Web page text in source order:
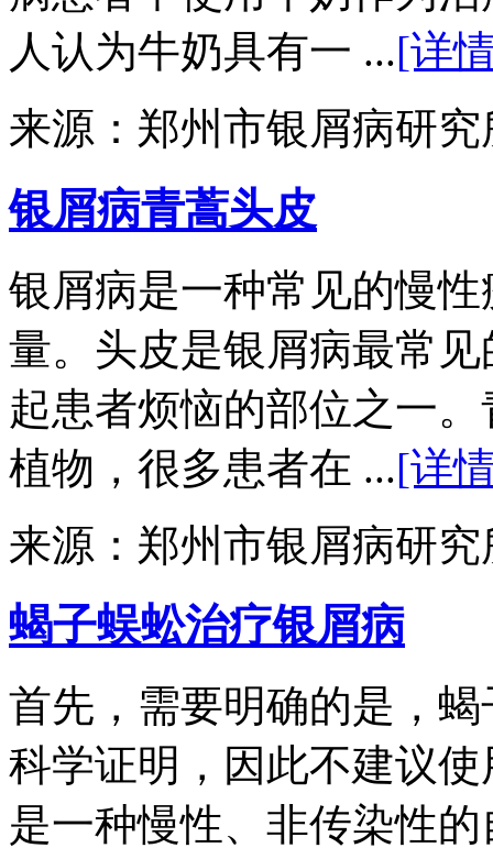
人认为牛奶具有一 ...[详
来源：郑州市银屑病研
银屑病青蒿头皮
银屑病是一种常见的慢
量。头皮是银屑病最常
起患者烦恼的部位之一
植物，很多患者在 ...[详
来源：郑州市银屑病研
蝎子蜈蚣治疗银屑病
首先，需要明确的是，
科学证明，因此不建议
是一种慢性、非传染性